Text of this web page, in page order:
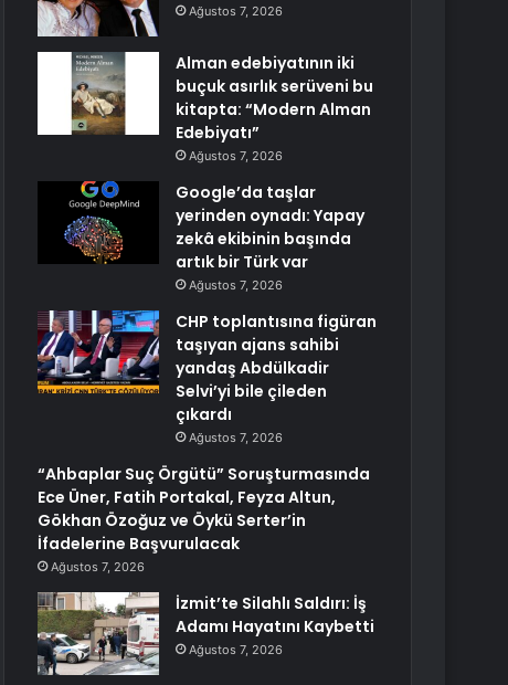
Ağustos 7, 2026
Alman edebiyatının iki
buçuk asırlık serüveni bu
kitapta: “Modern Alman
Edebiyatı”
Ağustos 7, 2026
Google’da taşlar
yerinden oynadı: Yapay
zekâ ekibinin başında
artık bir Türk var
Ağustos 7, 2026
CHP toplantısına figüran
taşıyan ajans sahibi
yandaş Abdülkadir
Selvi’yi bile çileden
çıkardı
Ağustos 7, 2026
“Ahbaplar Suç Örgütü” Soruşturmasında
Ece Üner, Fatih Portakal, Feyza Altun,
Gökhan Özoğuz ve Öykü Serter’in
İfadelerine Başvurulacak
Ağustos 7, 2026
İzmit’te Silahlı Saldırı: İş
Adamı Hayatını Kaybetti
Ağustos 7, 2026